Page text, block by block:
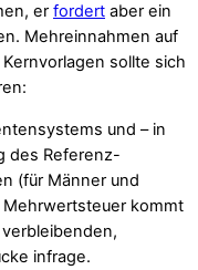
er fordert aber ein
Mehreinnahmen auf
sollte sich
und – in
des Referenz-
(für Männer und
Mehrwertsteuer kommt
infrage.